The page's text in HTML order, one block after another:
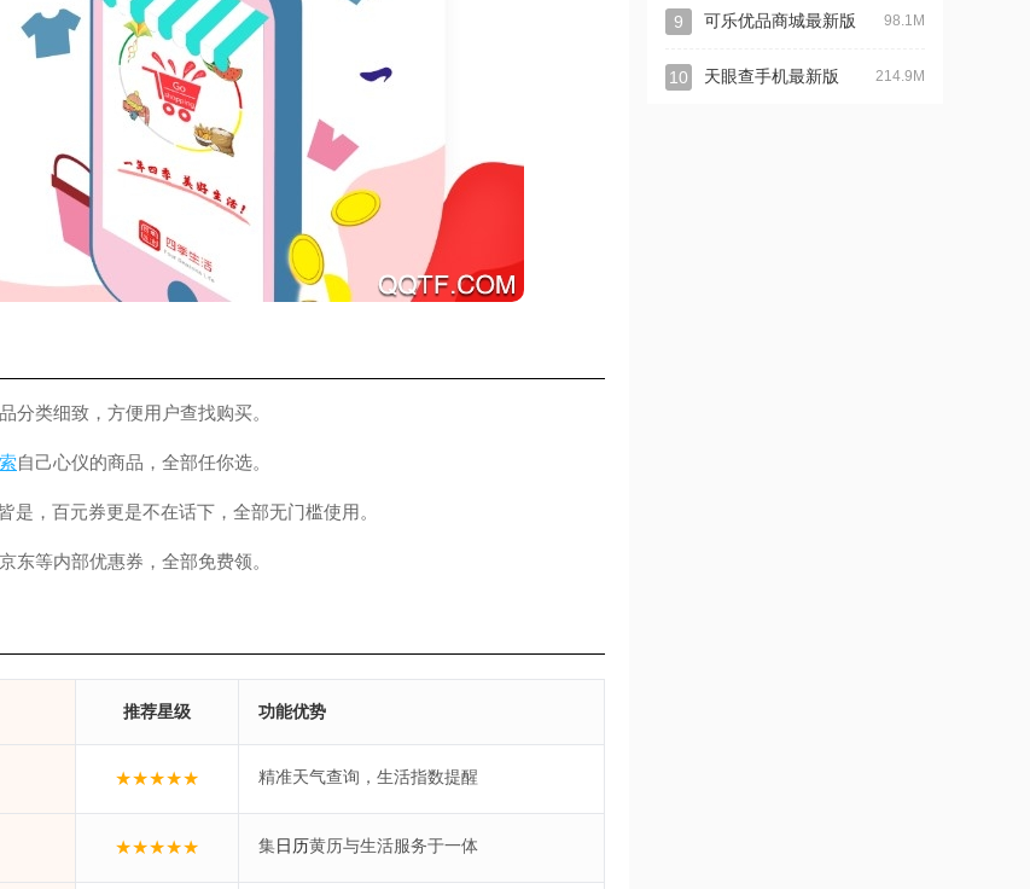
品分类细致，方便用户查找购买。
自己心仪的商品，全部任你选。
是，百元券更是不在话下，全部无门槛使用。
东等内部优惠券，全部免费领。
推荐星级 功能优势
★★★★★ 精准天气查询，生活指数提醒
★★★★★ 集 日历黄历与生活服务于一体
9 可乐优品商城最新版 98.1M
10 天眼查手机最新版 214.9M